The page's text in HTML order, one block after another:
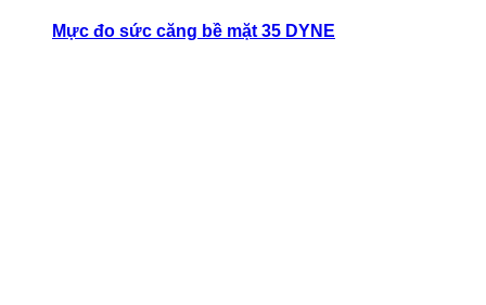
Mực đo sức căng bề mặt 35 DYNE